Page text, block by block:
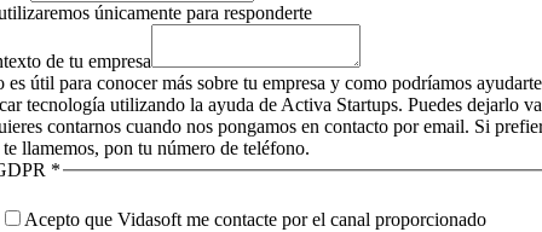
únicamente para responderte
de tu empresa
es útil para conocer más sobre tu empresa y como podríamos
tecnología utilizando la ayuda de Activa Startups. Puedes dejarlo
contarnos cuando nos pongamos en contacto por email. Si
te llamemos, pon tu número de teléfono.
*
Acepto que Vidasoft me contacte por el canal proporcionado